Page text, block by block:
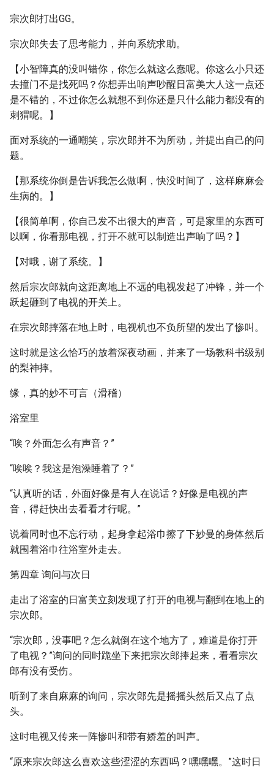
宗次郎打出GG。
宗次郎失去了思考能力，并向系统求助。
【小智障真的没叫错你，你怎么就这么蠢呢。你这么小只还
去撞门不是找死吗？你想弄出响声吵醒日富美大人这一点还
是不错的，不过你怎么就想不到你还是只什么能力都没有的
刺猬呢。】
面对系统的一通嘲笑，宗次郎并不为所动，并提出自己的问
题。
【那系统你倒是告诉我怎么做啊，快没时间了，这样麻麻会
生病的。】
【很简单啊，你自己发不出很大的声音，可是家里的东西可
以啊，你看那电视，打开不就可以制造出声响了吗？】
【对哦，谢了系统。】
然后宗次郎就向这距离地上不远的电视发起了冲锋，并一个
跃起砸到了电视的开关上。
在宗次郎摔落在地上时，电视机也不负所望的发出了惨叫。
这时就是这么恰巧的放着深夜动画，并来了一场教科书级别
的梨神摔。
缘，真的妙不可言（滑稽）
浴室里
“唉？外面怎么有声音？”
“唉唉？我这是泡澡睡着了？”
“认真听的话，外面好像是有人在说话？好像是电视的声
音，得赶快出去看看才行呢。”
说着同时也不忘行动，起身拿起浴巾擦了下妙曼的身体然后
就围着浴巾往浴室外走去。
第四章 询问与次日
走出了浴室的日富美立刻发现了打开的电视与翻到在地上的
宗次郎。
“宗次郎，没事吧？怎么就倒在这个地方了，难道是你打开
了电视？”询问的同时跪坐下来把宗次郎捧起来，看看宗次
郎有没有受伤。
听到了来自麻麻的询问，宗次郎先是摇摇头然后又点了点
头。
这时电视又传来一阵惨叫和带有娇羞的叫声。
“原来宗次郎这么喜欢这些涩涩的东西吗？嘿嘿嘿。”这时日